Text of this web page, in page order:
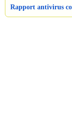
Rapport antivirus